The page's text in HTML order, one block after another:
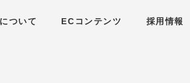
ついて ECコンテンツ 採用情報